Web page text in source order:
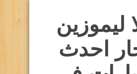
ليموزين
احدث